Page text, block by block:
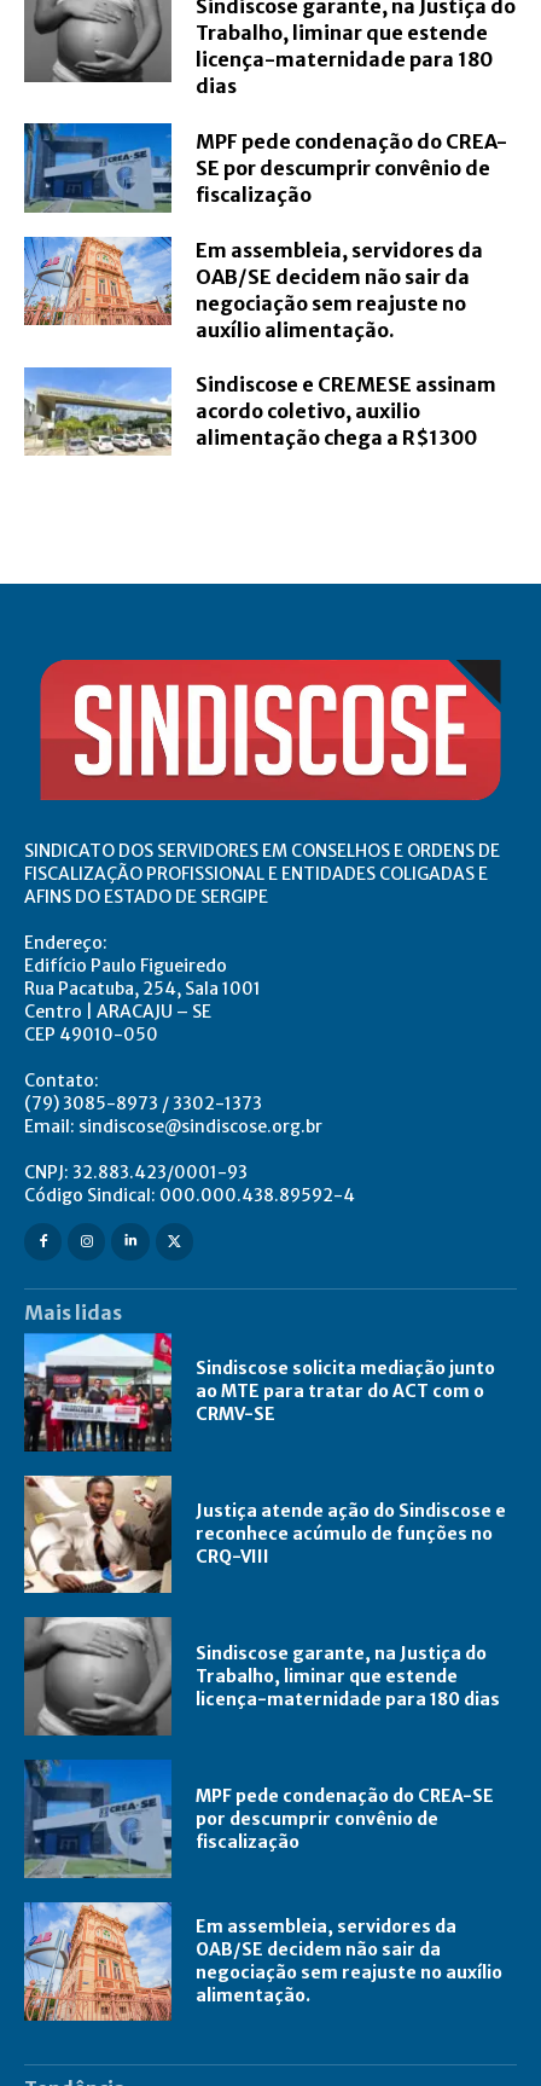
Sindiscose garante, na Justiça do
Trabalho, liminar que estende
licença-maternidade para 180
dias
MPF pede condenação do CREA-
SE por descumprir convênio de
fiscalização
Em assembleia, servidores da
OAB/SE decidem não sair da
negociação sem reajuste no
auxílio alimentação.
Sindiscose e CREMESE assinam
acordo coletivo, auxilio
alimentação chega a R$1300
SINDICATO DOS SERVIDORES EM CONSELHOS E ORDENS DE
FISCALIZAÇÃO PROFISSIONAL E ENTIDADES COLIGADAS E
AFINS DO ESTADO DE SERGIPE
Endereço:
Edifício Paulo Figueiredo
Rua Pacatuba, 254, Sala 1001
Centro | ARACAJU – SE
CEP 49010-050
Contato:
(79) 3085-8973 / 3302-1373
Email: sindiscose@sindiscose.org.br
CNPJ: 32.883.423/0001-93
Código Sindical: 000.000.438.89592-4
Mais lidas
Sindiscose solicita mediação junto
ao MTE para tratar do ACT com o
CRMV-SE
Justiça atende ação do Sindiscose e
reconhece acúmulo de funções no
CRQ-VIII
Sindiscose garante, na Justiça do
Trabalho, liminar que estende
licença-maternidade para 180 dias
MPF pede condenação do CREA-SE
por descumprir convênio de
fiscalização
Em assembleia, servidores da
OAB/SE decidem não sair da
negociação sem reajuste no auxílio
alimentação.